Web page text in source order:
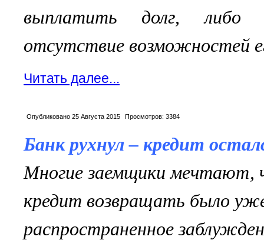
выплатить долг, либо
отсутствие возможностей
Читать далее...
Опубликовано 25 Августа 2015 Просмотров: 3384
Банк рухнул – кредит
Многие заемщики мечтают,
кредит возвращать было
распространенное